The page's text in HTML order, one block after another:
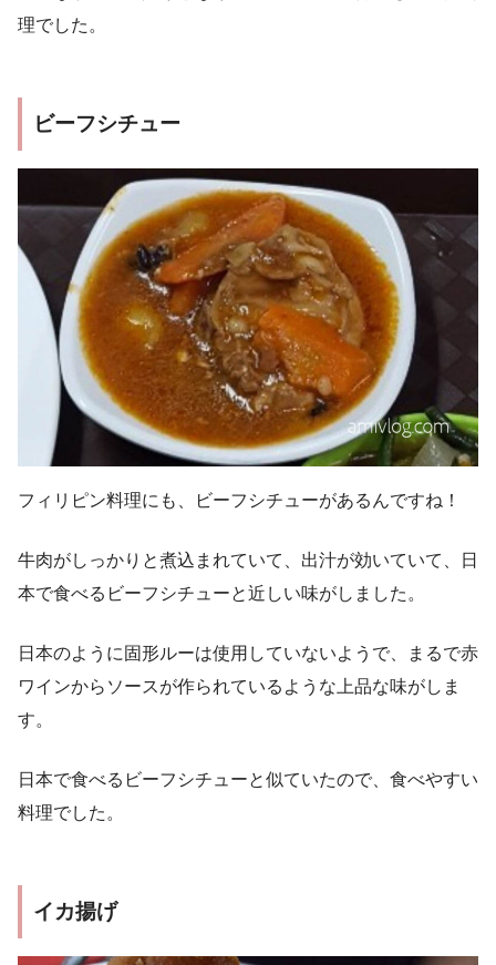
理でした。
ビーフシチュー
フィリピン料理にも、ビーフシチューがあるんですね！
牛肉がしっかりと煮込まれていて、出汁が効いていて、日
本で食べるビーフシチューと近しい味がしました。
日本のように固形ルーは使用していないようで、まるで赤
ワインからソースが作られているような上品な味がしま
す。
日本で食べるビーフシチューと似ていたので、食べやすい
料理でした。
イカ揚げ